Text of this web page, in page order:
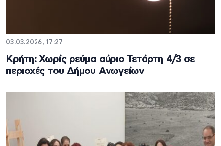
03.03.2026, 17:27
Κρήτη: Χωρίς ρεύμα αύριο Τετάρτη 4/3 σε
περιοχές του Δήμου Ανωγείων